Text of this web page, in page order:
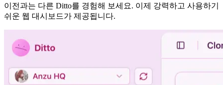
이전과는 다른 Ditto를 경험해 보세요. 이제 강력하고 사용하기
쉬운 웹 대시보드가 제공됩니다.